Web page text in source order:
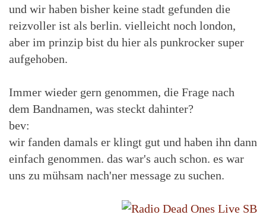
und wir haben bisher keine stadt gefunden die
reizvoller ist als berlin. vielleicht noch london,
aber im prinzip bist du hier als punkrocker super
aufgehoben.
Immer wieder gern genommen, die Frage nach
dem Bandnamen, was steckt dahinter?
bev:
wir fanden damals er klingt gut und haben ihn dann
einfach genommen. das war's auch schon. es war
uns zu mühsam nach'ner message zu suchen.